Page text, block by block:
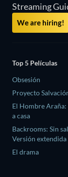
Streaming
We are hiring!
Top 5 Películas
Obsesión
Proyecto
El Hombre
a casa
Backrooms: Sin
Versión extendida
El drama